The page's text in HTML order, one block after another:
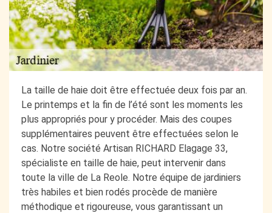
La taille de haie doit être effectuée deux fois par an.
Le printemps et la fin de l’été sont les moments les
plus appropriés pour y procéder. Mais des coupes
supplémentaires peuvent être effectuées selon le
cas. Notre société Artisan RICHARD Elagage 33,
spécialiste en taille de haie, peut intervenir dans
toute la ville de La Reole. Notre équipe de jardiniers
très habiles et bien rodés procède de manière
méthodique et rigoureuse, vous garantissant un